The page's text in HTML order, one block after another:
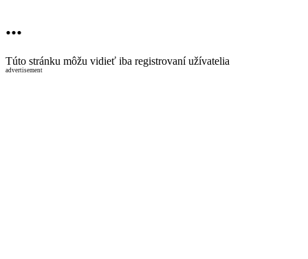
...
Túto stránku môžu vidieť iba registrovaní užívatelia
advertisement